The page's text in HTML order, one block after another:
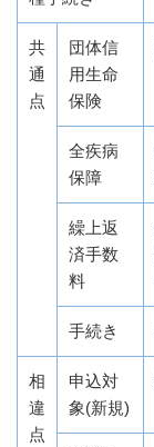
共
通
点
団体信
用生命
保険
全疾病
保障
繰上返
済手数
料
手続き
相
違
点
申込対
象(新規)